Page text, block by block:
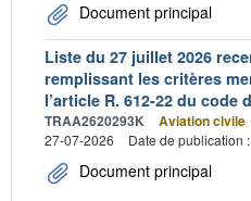
Document principal
Liste du 27 juillet 2026
remplissant les critères
l’article R. 612-22 du code
TRAA2620293K Aviation civile
27-07-2026
Date de publication
Document principal